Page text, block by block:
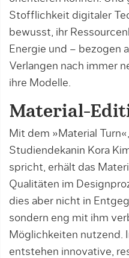
Stofflichkeit digitaler
bewusst, ihr
Energie und – bezogen
Verlangen nach immer
ihre Modelle.
Material-
Mit dem »Material
Studiendekanin Kora
spricht, erhält das
Qualitäten im
dies aber nicht in
sondern eng mit ihm
Möglichkeiten nutzend.
entstehen innovative,